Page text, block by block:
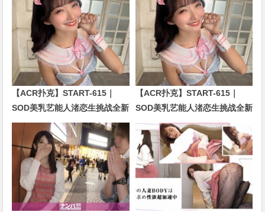
【ACR扑克】START-615｜
SOD美乳艺能人渚恋生挑战全新
企划！剧情全面升级引发关注
【ACR扑克】START-615｜
SOD美乳艺能人渚恋生挑战全新
企划！剧情全面升级引发关注